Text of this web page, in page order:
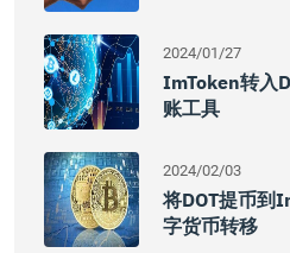
2024/01/27
ImToken转入
账工具
2024/02/03
将DOT提币到
字货币转移